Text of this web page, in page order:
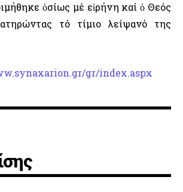
ὁσίως μέ εἰρήνη καί ὁ Θεός
τό τίμιο λείψανό της
gr/index.aspx